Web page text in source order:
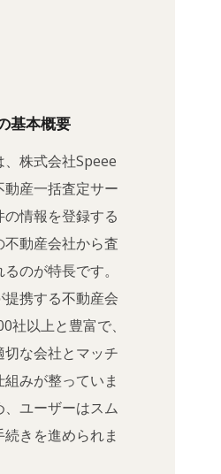
基本概要
、株式会社Speee
動産一括査定サー
の情報を登録する
不動産会社から査
のが特長です。
提携する不動産会
社以上と豊富で、
な会社とマッチ
みが整っていま
ユーザーはスム
きを進められま